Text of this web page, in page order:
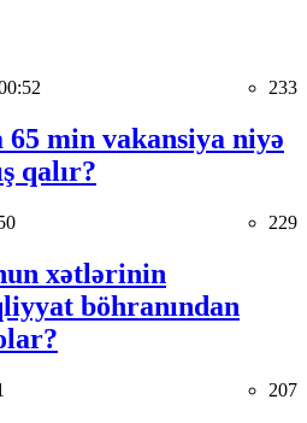
233
65 min vakansiya niyə
qalır?
229
xətlərinin
böhranından
207